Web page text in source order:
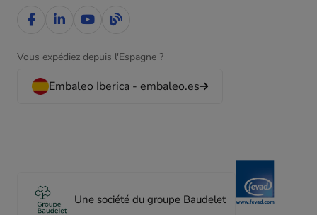
Vous expédiez depuis l'Espagne ?
Embaleo Iberica - embaleo.es
Une société du groupe Baudelet